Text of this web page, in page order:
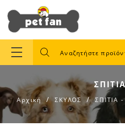
Αρχική ΣΚΥΛΟΣ ΣΠΙΤΙΑ